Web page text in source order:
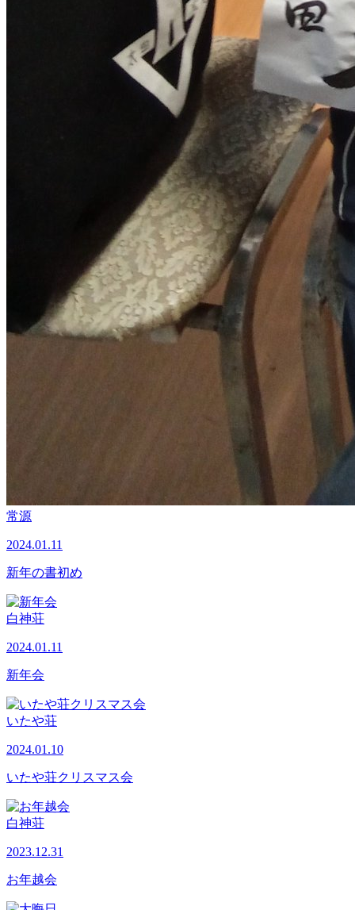
常源
2024.01.11
新年の書初め
白神荘
2024.01.11
新年会
いたや荘
2024.01.10
いたや荘クリスマス会
白神荘
2023.12.31
お年越会